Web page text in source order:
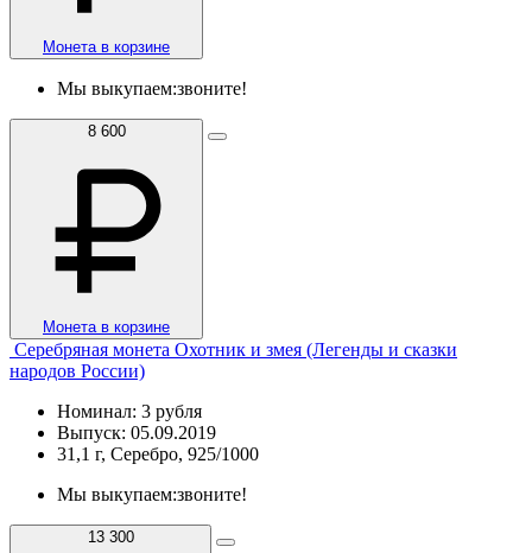
Монета в корзине
Мы выкупаем:звоните!
8 600
Монета в корзине
Серебряная монета Охотник и змея (Легенды и сказки
народов России)
Номинал: 3 рубля
Выпуск: 05.09.2019
31,1 г, Серебро, 925/1000
Мы выкупаем:звоните!
13 300